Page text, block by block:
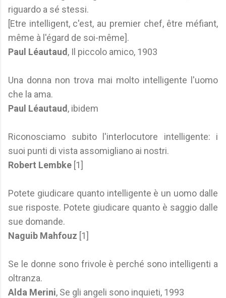
riguardo a sé stessi.
[Etre intelligent, c'est, au premier chef, être méfiant,
même à l'égard de soi-même].
Paul Léautaud , Il piccolo amico, 1903
Una donna non trova mai molto intelligente l'uomo
che la ama.
Paul Léautaud , ibidem
Riconosciamo subito l'interlocutore intelligente: i
suoi punti di vista assomigliano ai nostri.
Robert Lembke [1]
Potete giudicare quanto intelligente è un uomo dalle
sue risposte. Potete giudicare quanto è saggio dalle
sue domande.
Naguib Mahfouz [1]
Se le donne sono frivole è perché sono intelligenti a
oltranza.
Alda Merini, Se gli angeli sono inquieti, 1993